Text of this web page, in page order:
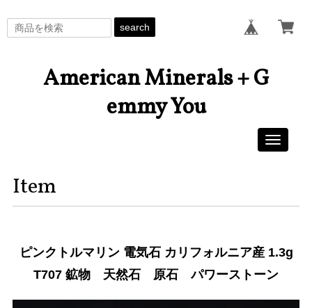
search
American Minerals + G
emmy You
Toggle
Item
ピンクトルマリン 電気石 カリフォルニア産 1.3g
T707 鉱物 天然石 原石 パワーストーン